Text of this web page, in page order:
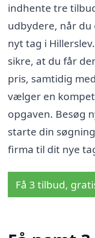
indhente tre
udbydere, når
nyt tag i
sikre, at du får
pris, samtidig
vælger en
opgaven. Besøg
starte din
firma til dit nye
Få 3 tilbud,